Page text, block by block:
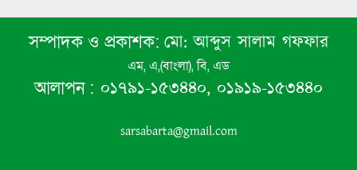
বেনাপোল জুলাই গণঅভ্যুত্থান দিবস
উপলক্ষে পৌর বিএনপি’র আনন্দ র‍্যালী
ভারতে পাচারের সময় বেনাপোল
কাস্টমসে স্বর্ণের বারসহ পাসপোর্টধারী
সম্পাদক ও প্রকাশক: মো: আব্দুস সালাম গফফার
এম, এ,(বাংলা), বি, এড
আলাপন : ০১৭৯১-১৫৩৪৪০, ০১৯১৯-১৫৩৪৪০
sarsabarta@gmail.com